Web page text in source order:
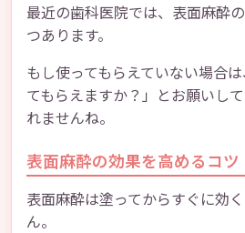
最近の歯科医院では、表面麻酔
つあります。
もし使ってもらえていない場合
てもらえますか？」とお願いし
れませんね。
表面麻酔の効果を高めるコツ
表面麻酔は塗ってからすぐに効
ん。